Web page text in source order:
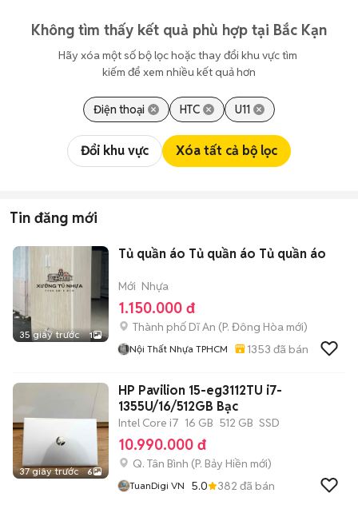
Không tìm thấy kết quả phù hợp tại Bắc Kạn
Hãy xóa một số bộ lọc hoặc thay đổi khu vực tìm
kiếm để xem nhiều kết quả hơn
Điện thoại HTC U11
Đổi khu vực Xóa tất cả bộ lọc
Tin đăng mới
35 giây trước 1
Tủ quần áo Tủ quần áo Tủ quần áo
Mới Nhựa
1.150.000 đ
Thành phố Dĩ An (P. Đông Hòa mới)
Nội Thất Nhựa TPHCM 1353 đã bán
37 giây trước 6
HP Pavilion 15-eg3112TU i7-
1355U/16/512GB Bạc
Intel Core i7 16 GB 512 GB SSD
10.990.000 đ
Q. Tân Bình (P. Bảy Hiền mới)
TuanDigi VN 5.0 382 đã bán